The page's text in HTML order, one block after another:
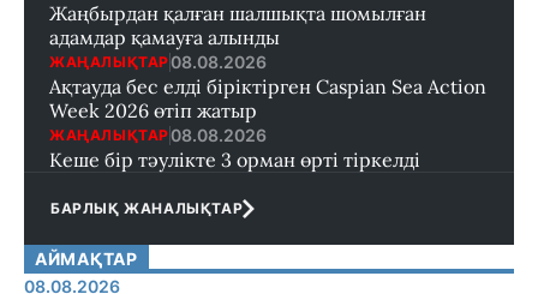
Жаңбырдан қалған шалшықта шомылған
адамдар қамауға алынды
ЖАҢАЛЫҚТАР 08.08.2026
Ақтауда бес елді біріктірген Caspian Sea Action
Week 2026 өтіп жатыр
ЖАҢАЛЫҚТАР 08.08.2026
Кеше бір тәулікте 3 орман өрті тіркелді
БАРЛЫҚ ЖАНАЛЫҚТАР
АЙМАҚТАР
08.08.2026